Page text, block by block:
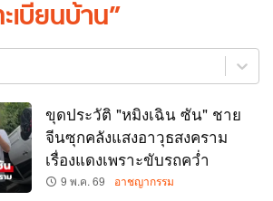
เบียนบ้าน
ขุดประวัติ "หมิงเฉิน ซัน" ชาย
จีนซุกคลังแสงอาวุธสงคราม
เรื่องแดงเพราะขับรถคว่ำ
9 พ.ค. 69 อาชญากรรม